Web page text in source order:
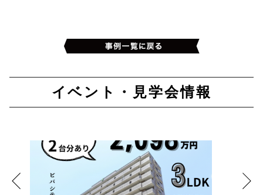
イベント・見学会情報